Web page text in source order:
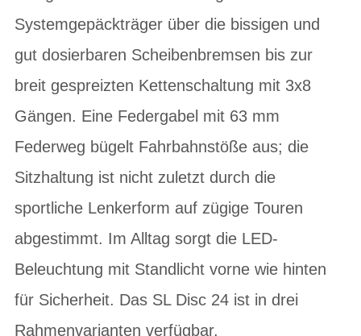
Systemgepäckträger über die bissigen und
gut dosierbaren Scheibenbremsen bis zur
breit gespreizten Kettenschaltung mit 3x8
Gängen. Eine Federgabel mit 63 mm
Federweg bügelt Fahrbahnstöße aus; die
Sitzhaltung ist nicht zuletzt durch die
sportliche Lenkerform auf zügige Touren
abgestimmt. Im Alltag sorgt die LED-
Beleuchtung mit Standlicht vorne wie hinten
für Sicherheit. Das SL Disc 24 ist in drei
Rahmenvarianten verfügbar.